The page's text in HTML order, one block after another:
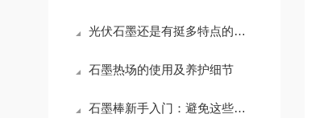
光伏石墨还是有挺多特点的，不妨先看看下文！
石墨热场的使用及养护细节
石墨棒新手入门：避免这些常见错误，提升使用效率